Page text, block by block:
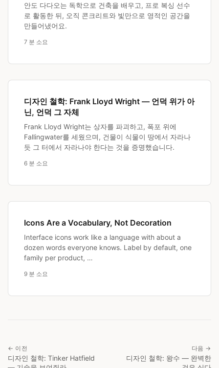
안도 다다오는 독학으로 건축을 배우고, 프로 복싱 선수
로 활동한 뒤, 오직 콘크리트와 빛만으로 영적인 공간을
만들어냈어요.
7 분 소요
디자인 철학: Frank Lloyd Wright — 언덕 위가 아
닌, 언덕 그 자체
Frank Lloyd Wright는 상자를 파괴하고, 폭포 위에
Fallingwater를 세웠으며, 건물이 식물이 땅에서 자라나
듯 그 터에서 자라나야 한다는 것을 증명했습니다.
6 분 소요
Icons Are a Vocabulary, Not Decoration
Interface icons work like a language with about a
dozen words everyone knows. Label by default, one
family per product, …
9 분 소요
← 이전
디자인 철학: Tinker Hatfield
다음 →
디자인 철학: 왕수 — 완벽한